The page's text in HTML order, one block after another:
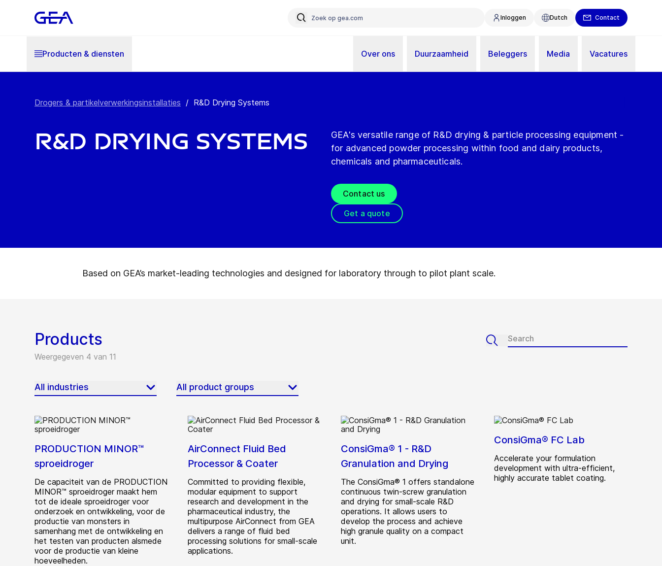
Inloggen Dutch Contact
Producten & diensten Over ons Duurzaamheid Beleggers Media Vacatures
Drogers & partikelverwerkingsinstallaties / R&D Drying Systems
R&D Drying Systems
GEA's versatile range of R&D drying & particle processing equipment -
for advanced powder processing within food and dairy products,
chemicals and pharmaceuticals.
Contact us
Get a quote
Based on GEA’s market-leading technologies and designed for laboratory through to pilot plant scale.
Products
Weergegeven 4 van 11
All industries All product groups
PRODUCTION MINOR™
sproeidroger
De capaciteit van de PRODUCTION
MINOR™ sproeidroger maakt hem
tot de ideale sproeidroger voor
onderzoek en ontwikkeling, voor de
productie van monsters in
samenhang met de ontwikkeling en
het testen van producten alsmede
voor de productie van kleine
hoeveelheden.
AirConnect Fluid Bed
Processor & Coater
Committed to providing flexible,
modular equipment to support
research and development in the
pharmaceutical industry, the
multipurpose AirConnect from GEA
delivers a range of fluid bed
processing solutions for small-scale
applications.
ConsiGma® 1 - R&D
Granulation and Drying
The ConsiGma® 1 offers standalone
continuous twin-screw granulation
and drying for small-scale R&D
operations. It allows users to
develop the process and achieve
high granule quality on a compact
unit.
ConsiGma® FC Lab
Accelerate your formulation
development with ultra-efficient,
highly accurate tablet coating.